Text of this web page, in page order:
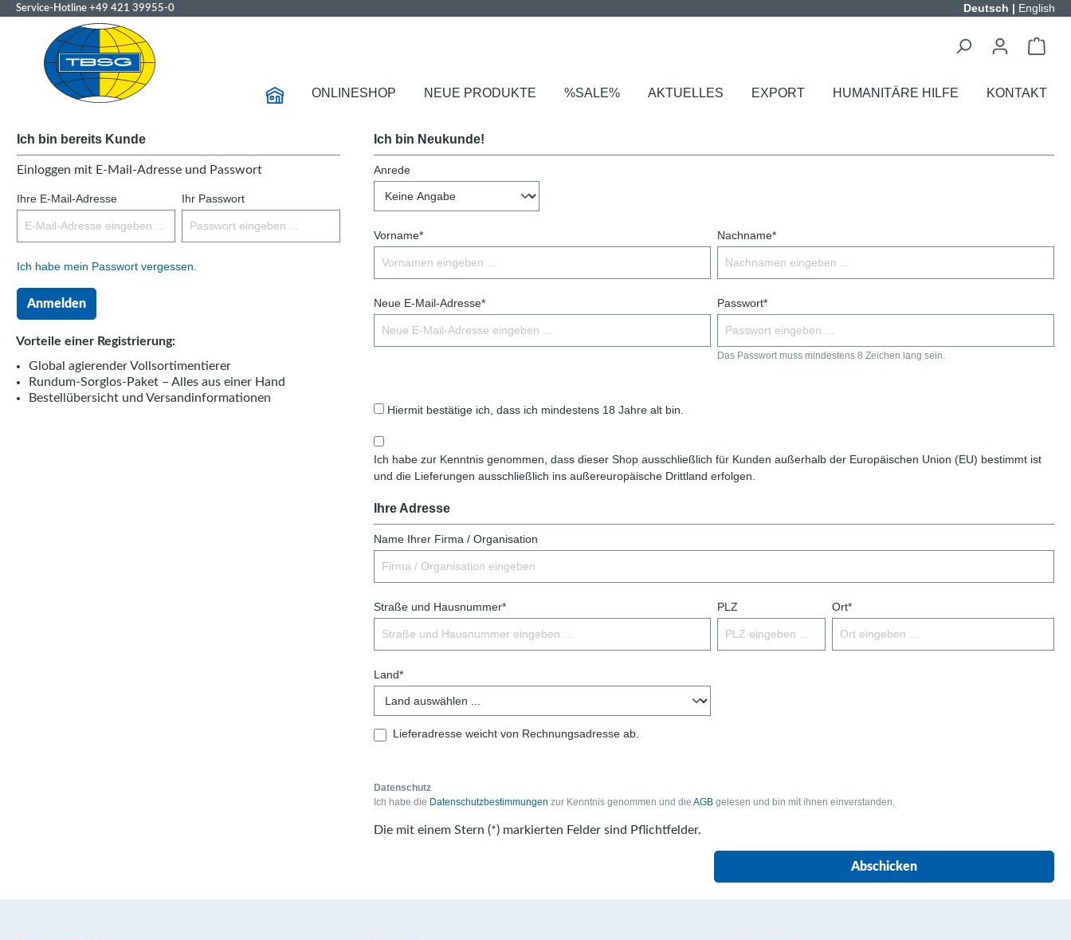
Service-Hotline +49 421 39955-0 Deutsch | English
ONLINESHOP NEUE PRODUKTE %SALE% AKTUELLES EXPORT HUMANITÄRE HILFE KONTAKT
Ich bin bereits Kunde
Einloggen mit E-Mail-Adresse und Passwort
Ihre E-Mail-Adresse Ihr Passwort
Ich habe mein Passwort vergessen.
Anmelden
Vorteile einer Registrierung:
Global agierender Vollsortimentierer
Rundum-Sorglos-Paket – Alles aus einer Hand
Bestellübersicht und Versandinformationen
Ich bin Neukunde!
Anrede
Vorname* Nachname*
Neue E-Mail-Adresse* Passwort*
Das Passwort muss mindestens 8 Zeichen lang sein.
Hiermit bestätige ich, dass ich mindestens 18 Jahre alt bin.
Ich habe zur Kenntnis genommen, dass dieser Shop ausschließlich für Kunden außerhalb der Europäischen Union (EU) bestimmt ist
und die Lieferungen ausschließlich ins außereuropäische Drittland erfolgen.
Ihre Adresse
Name Ihrer Firma / Organisation
Straße und Hausnummer* PLZ Ort*
Land*
Lieferadresse weicht von Rechnungsadresse ab.
Datenschutz
Ich habe die Datenschutzbestimmungen zur Kenntnis genommen und die AGB gelesen und bin mit ihnen einverstanden.
Die mit einem Stern (*) markierten Felder sind Pflichtfelder.
Abschicken